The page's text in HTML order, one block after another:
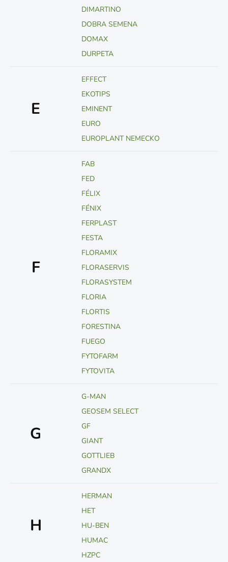
DIMARTINO
DOBRA SEMENA
DOMAX
DURPETA
E
EFFECT
EKOTIPS
EMINENT
EURO
EUROPLANT NEMECKO
F
FAB
FED
FÉLIX
FÉNIX
FERPLAST
FESTA
FLORAMIX
FLORASERVIS
FLORASYSTEM
FLORIA
FLORTIS
FORESTINA
FUEGO
FYTOFARM
FYTOVITA
G
G-MAN
GEOSEM SELECT
GF
GIANT
GOTTLIEB
GRANDX
H
HERMAN
HET
HU-BEN
HUMAC
HZPC